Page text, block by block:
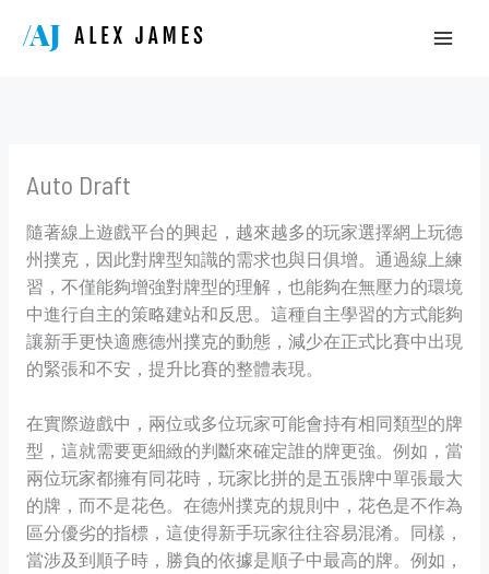
Auto Draft
隨著線上遊戲平台的興起，越來越多的玩家選擇網上玩德
州撲克，因此對牌型知識的需求也與日俱增。通過線上練
習，不僅能夠增強對牌型的理解，也能夠在無壓力的環境
中進行自主的策略建站和反思。這種自主學習的方式能夠
讓新手更快適應德州撲克的動態，減少在正式比賽中出現
的緊張和不安，提升比賽的整體表現。
在實際遊戲中，兩位或多位玩家可能會持有相同類型的牌
型，這就需要更細緻的判斷來確定誰的牌更強。例如，當
兩位玩家都擁有同花時，玩家比拼的是五張牌中單張最大
的牌，而不是花色。在德州撲克的規則中，花色是不作為
區分優劣的指標，這使得新手玩家往往容易混淆。同樣，
當涉及到順子時，勝負的依據是順子中最高的牌。例如，